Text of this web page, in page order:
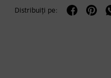
Distribuiți pe: